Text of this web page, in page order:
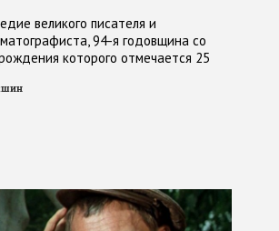
великого писателя и
94-я годовщина со
которого отмечается 25
смерти